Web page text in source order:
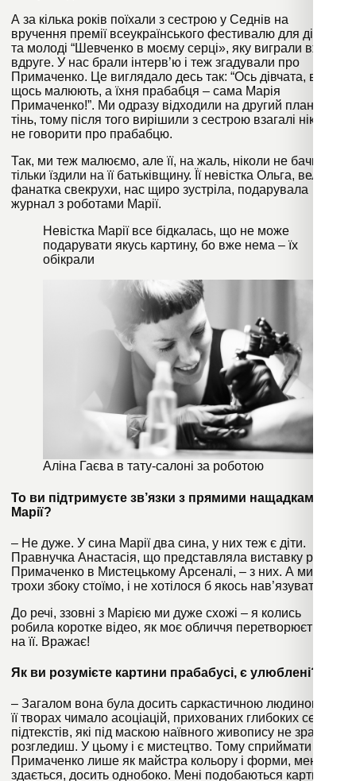
А за кілька років поїхали з сестрою у Седнів на
вручення премії всеукраїнського фестивалю для дітей
та молоді “Шевченко в моєму серці», яку виграли вже
вдруге. У нас брали інтерв’ю і теж згадували про
Примаченко. Це виглядало десь так: “Ось дівчата, вони
щось малюють, а їхня прабабця – сама Марія
Примаченко!”. Ми одразу відходили на другий план, у
тінь, тому після того вирішили з сестрою взагалі нікому
не говорити про прабабцю.
Так, ми теж малюємо, але її, на жаль, ніколи не бачили,
тільки їздили на її батьківщину. Її невістка Ольга, велика
фанатка свекрухи, нас щиро зустріла, подарувала
журнал з роботами Марії.
Невістка Марії все бідкалась, що не може
подарувати якусь картину, бо вже нема – їх
обікрали
Аліна Гаєва в тату-салоні за роботою
То ви підтримуєте зв’язки з прямими нащадками
Марії?
– Не дуже. У сина Марії два сина, у них теж є діти.
Правнучка Анастасія, що представляла виставку робіт
Примаченко в Мистецькому Арсеналі, – з них. А ми такі
трохи збоку стоїмо, і не хотілося б якось нав’язуватись.
До речі, ззовні з Марією ми дуже схожі – я колись
робила коротке відео, як моє обличчя перетворюється
на її. Вражає!
Як ви розумієте картини прабабусі, є улюблені?
– Загалом вона була досить саркастичною людиною, і в
її творах чимало асоціацій, прихованих глибоких сенсів,
підтекстів, які під маскою наївного живопису не зразу і
розгледиш. У цьому і є мистецтво. Тому сприймати
Примаченко лише як майстра кольору і форми, мені
здається, досить однобоко. Мені подобаються картини